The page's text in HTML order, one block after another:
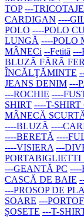
TOP ---TRICOTAJE
CARDIGAN ----
POLO ----POLO
LUNGĂ ----POLO
MÂNECi --Fetită ---
BLUZĂ FĂRĂ
ÎNCĂLŢĂMINTE
JEANS DENIM ---
---ROCHIE ----
SHIRT ----T-
MÂNECĂ
----BLUZĂ ----
----BERETĂ ----
----VISIERA ---
PORTABIGLIETTI
---GEANTĂ PC ----
CASCĂ DE BAIE
---PROSOP DE
SOARE ---
ȘOSETE ---T-